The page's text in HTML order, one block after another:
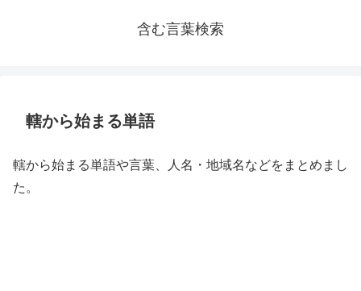
含む言葉検索
轄から始まる単語
轄から始まる単語や言葉、人名・地域名などをまとめまし
た。